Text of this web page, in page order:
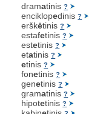
dramatinis?
enciklopedinis?
erškėtinis?
estafetinis?
estetinis?
etatinis?
etinis?
fonetinis?
genetinis?
gramatinis?
hipotetinis?